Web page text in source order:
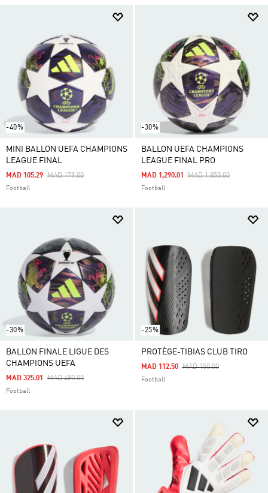
-40%
MINI BALLON UEFA CHAMPIONS
LEAGUE FINAL
Price Reduced From
MAD 179.00To
MAD 105.29
Football
-30%
BALLON UEFA CHAMPIONS
LEAGUE FINAL PRO
Price Reduced From
MAD 1,850.00To
MAD 1,290.01
Football
-30%
BALLON FINALE LIGUE DES
CHAMPIONS UEFA
Price Reduced From
MAD 480.00To
MAD 325.01
Football
-25%
PROTÈGE-TIBIAS CLUB TIRO
Price Reduced From
MAD 150.00To
MAD 112.50
Football